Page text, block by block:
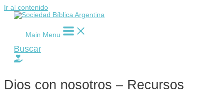
Ir al contenido
Main Menu
Buscar
Dios con nosotros – Recursos